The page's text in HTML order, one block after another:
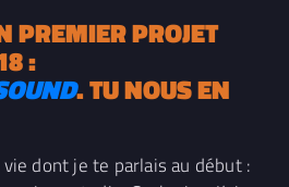
PREMIER PROJET
:
. TU NOUS EN
vie dont je te parlais au début :